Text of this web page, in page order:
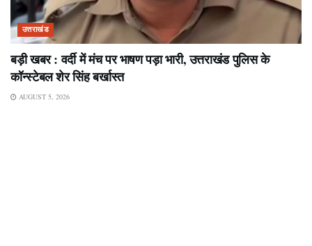
उत्तराखंड
बड़ी खबर : वर्दी में मंच पर भाषण पड़ा भारी, उत्तराखंड पुलिस के
कॉन्स्टेबल शेर सिंह बर्खास्त
AUGUST 5, 2026